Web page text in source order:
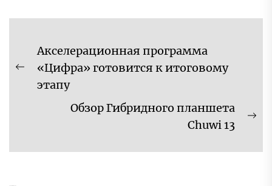
Навигация
по
записям
Предыдущая
запись:
Акселерационная программа
«Цифра» готовится к итоговому
этапу
Обзор Гибридного планшета
Chuwi 13